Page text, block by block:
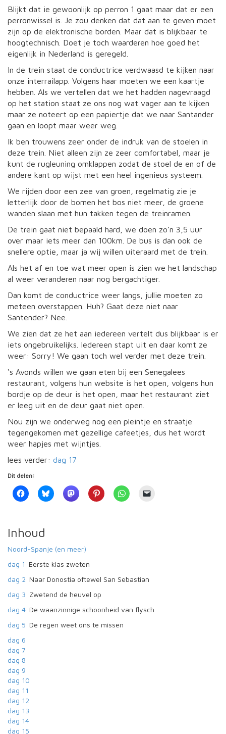
Blijkt dat ie gewoonlijk op perron 1 gaat maar dat er een
perronwissel is. Je zou denken dat dat aan te geven moet
zijn op de elektronische borden. Maar dat is blijkbaar te
hoogtechnisch. Doet je toch waarderen hoe goed het
eigenlijk in Nederland is geregeld.
In de trein staat de conductrice verdwaasd te kijken naar
onze interrailapp. Volgens haar moeten we een kaartje
hebben. Als we vertellen dat we het hadden nagevraagd
op het station staat ze ons nog wat vager aan te kijken
maar ze noteert op een papiertje dat we naar Santander
gaan en loopt maar weer weg.
Ik ben trouwens zeer onder de indruk van de stoelen in
deze trein. Niet alleen zijn ze zeer comfortabel, maar je
kunt de rugleuning omklappen zodat de stoel de en of de
andere kant op wijst met een heel ingenieus systeem.
We rijden door een zee van groen, regelmatig zie je
letterlijk door de bomen het bos niet meer, de groene
wanden slaan met hun takken tegen de treinramen.
De trein gaat niet bepaald hard, we doen zo’n 3,5 uur
over maar iets meer dan 100km. De bus is dan ook de
snellere optie, maar ja wij willen uiteraard met de trein.
Als het af en toe wat meer open is zien we het landschap
al weer veranderen naar nog bergachtiger.
Dan komt de conductrice weer langs, jullie moeten zo
meteen overstappen. Huh? Gaat deze niet naar
Santender? Nee.
We zien dat ze het aan iedereen vertelt dus blijkbaar is er
iets ongebruikelijks. Iedereen stapt uit en daar komt ze
weer: Sorry! We gaan toch wel verder met deze trein.
‘s Avonds willen we gaan eten bij een Senegalees
restaurant, volgens hun website is het open, volgens hun
bordje op de deur is het open, maar het restaurant ziet
er leeg uit en de deur gaat niet open.
Nou zijn we onderweg nog een pleintje en straatje
tegengekomen met gezellige cafeetjes, dus het wordt
weer hapjes met wijntjes.
lees verder: dag 17
Dit delen:
Inhoud
Noord-Spanje (en meer)
dag 1 Eerste klas zweten
dag 2 Naar Donostia oftewel San Sebastian
dag 3 Zwetend de heuvel op
dag 4 De waanzinnige schoonheid van flysch
dag 5 De regen weet ons te missen
dag 6
dag 7
dag 8
dag 9
dag 10
dag 11
dag 12
dag 13
dag 14
dag 15